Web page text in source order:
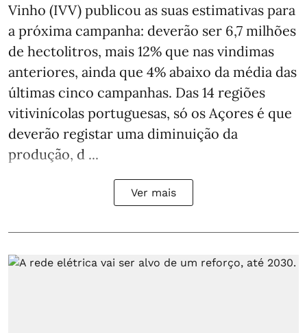
Vinho (IVV) publicou as suas estimativas para
a próxima campanha: deverão ser 6,7 milhões
de hectolitros, mais 12% que nas vindimas
anteriores, ainda que 4% abaixo da média das
últimas cinco campanhas. Das 14 regiões
vitivinícolas portuguesas, só os Açores é que
deverão registar uma diminuição da
produção, d ...
Ver mais